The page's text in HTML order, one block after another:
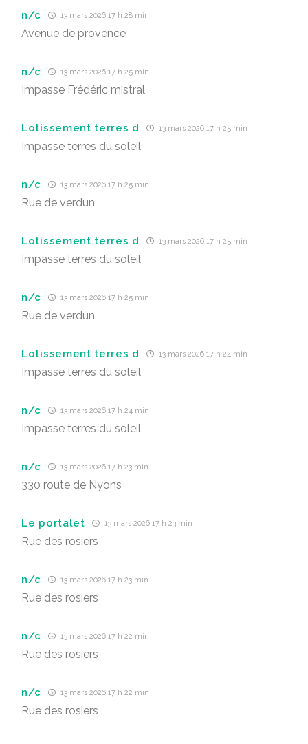
n/c 13 mars 2026 17 h 28 min
Avenue de provence
n/c 13 mars 2026 17 h 25 min
Impasse Frédéric mistral
Lotissement terres d 13 mars 2026 17 h 25 min
Impasse terres du soleil
n/c 13 mars 2026 17 h 25 min
Rue de verdun
Lotissement terres d 13 mars 2026 17 h 25 min
Impasse terres du soleil
n/c 13 mars 2026 17 h 25 min
Rue de verdun
Lotissement terres d 13 mars 2026 17 h 24 min
Impasse terres du soleil
n/c 13 mars 2026 17 h 24 min
Impasse terres du soleil
n/c 13 mars 2026 17 h 23 min
330 route de Nyons
Le portalet 13 mars 2026 17 h 23 min
Rue des rosiers
n/c 13 mars 2026 17 h 23 min
Rue des rosiers
n/c 13 mars 2026 17 h 22 min
Rue des rosiers
n/c 13 mars 2026 17 h 22 min
Rue des rosiers